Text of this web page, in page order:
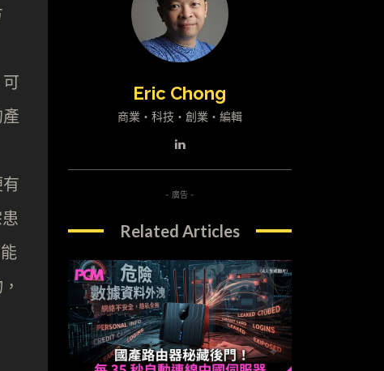
Eric Chong
商業・科技・創業・編輯
- 廣告 -
Related Articles